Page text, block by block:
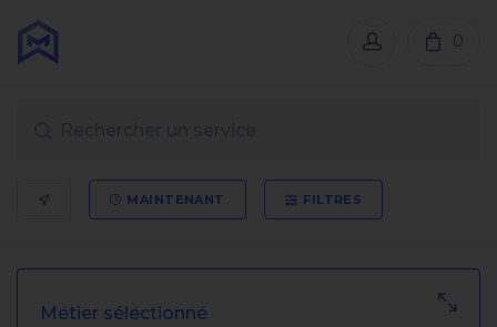
0
MAINTENANT FILTRES
Métier sélectionné